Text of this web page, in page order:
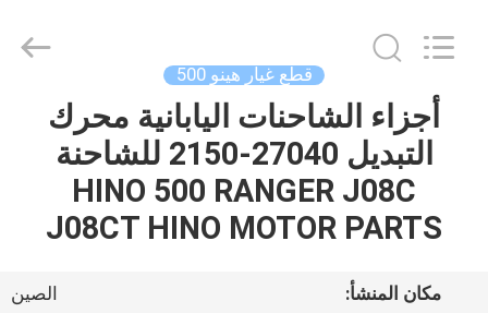
الصفحة
الرئيسية
منتجات
معلومات
Technology
قطع غيار هينو 500
أجزاء الشاحنات اليابانية محرك
التبديل 27040-2150 للشاحنة
HINO 500 RANGER J08C
J08CT HINO MOTOR PARTS
مكان المنشأ:
الصين